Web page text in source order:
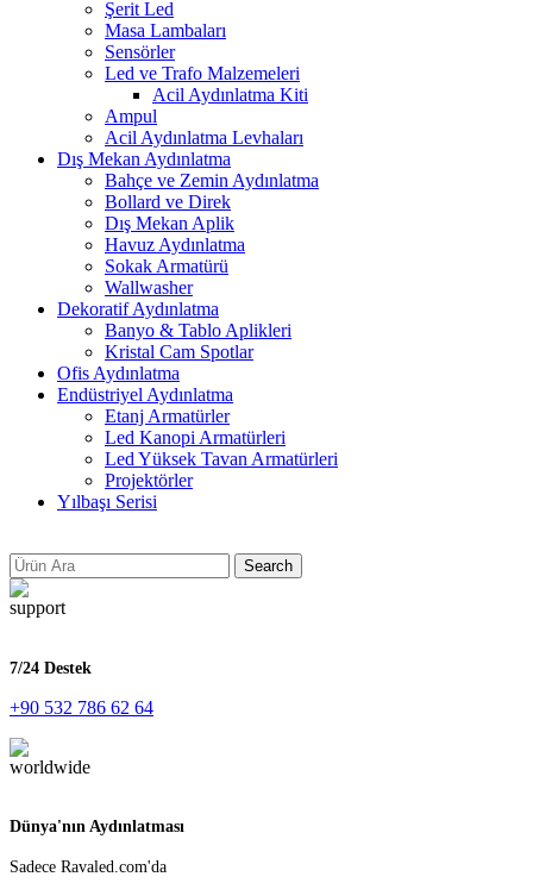
Şerit Led
Masa Lambaları
Sensörler
Led ve Trafo Malzemeleri
Acil Aydınlatma Kiti
Ampul
Acil Aydınlatma Levhaları
Dış Mekan Aydınlatma
Bahçe ve Zemin Aydınlatma
Bollard ve Direk
Dış Mekan Aplik
Havuz Aydınlatma
Sokak Armatürü
Wallwasher
Dekoratif Aydınlatma
Banyo & Tablo Aplikleri
Kristal Cam Spotlar
Ofis Aydınlatma
Endüstriyel Aydınlatma
Etanj Armatürler
Led Kanopi Armatürleri
Led Yüksek Tavan Armatürleri
Projektörler
Yılbaşı Serisi
Search
7/24 Destek
+90 532 786 62 64
Dünya'nın Aydınlatması
Sadece Ravaled.com'da